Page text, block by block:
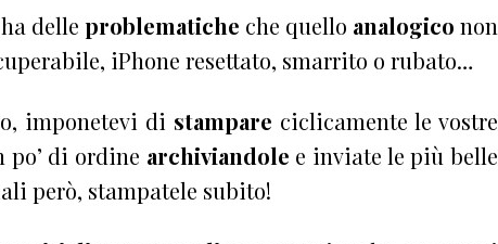
delle problematiche che quello analogico non
iPhone resettato, smarrito o rubato…
imponetevi di stampare ciclicamente le vostre
po’ di ordine archiviandole e inviate le più belle
però, stampatele subito!